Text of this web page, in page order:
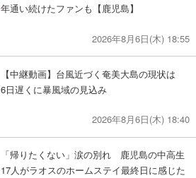
年通い続けたファンも【鹿児島】
2026年8月6日(木) 18:55
【中継動画】台風近づく奄美大島の現状は
6日遅くに暴風域の見込み
2026年8月6日(木) 18:40
「帰りたくない」涙の別れ 鹿児島の中高生
17人がラオスのホームステイ最終日に感じた